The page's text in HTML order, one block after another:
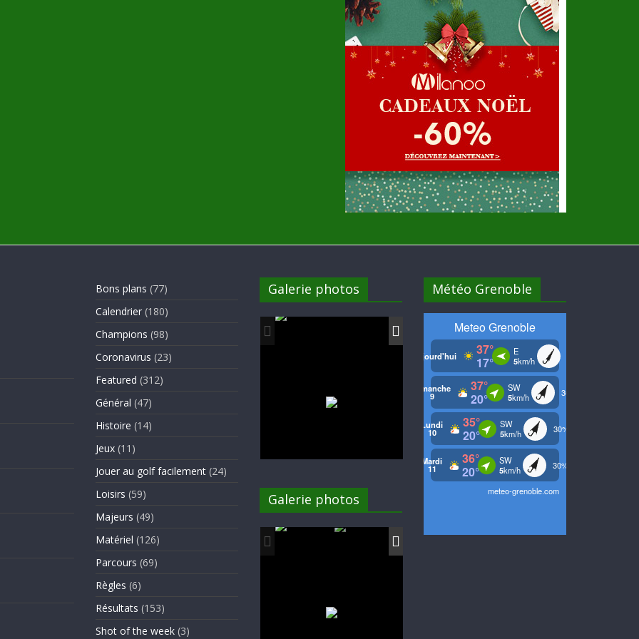
Bons plans (77)
Calendrier (180)
Champions (98)
Coronavirus (23)
Featured (312)
Général (47)
Histoire (14)
Jeux (11)
Jouer au golf facilement (24)
Loisirs (59)
Majeurs (49)
Matériel (126)
Parcours (69)
Règles (6)
Résultats (153)
Shot of the week (3)
Galerie photos
Galerie photos
Météo Grenoble